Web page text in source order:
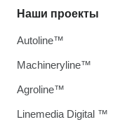
Наши проекты
Autoline™
Machineryline™
Agroline™
Linemedia Digital ™